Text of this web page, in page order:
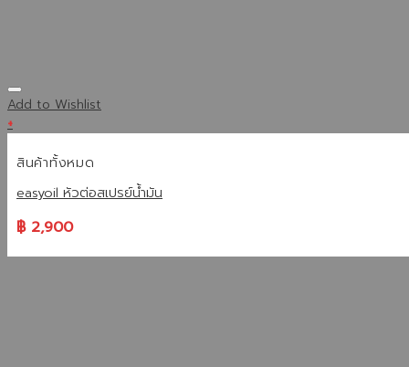
Add to Wishlist
+
สินค้าทั้งหมด
easyoil หัวต่อสเปรย์น้ำมัน
฿2,900